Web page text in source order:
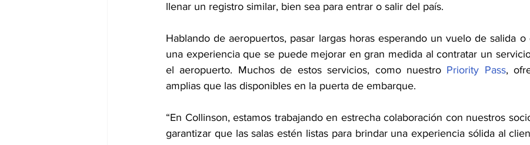
llenar un registro similar, bien sea para entrar o salir del país.
Hablando de aeropuertos, pasar largas horas esperando un vuelo de salida
una experiencia que se puede mejorar en gran medida al contratar un
el aeropuerto. Muchos de estos servicios, como nuestro Priority Pass,
amplias que las disponibles en la puerta de embarque.
“En Collinson, estamos trabajando en estrecha colaboración con nuestros
garantizar que las salas estén listas para brindar una experiencia sólida al